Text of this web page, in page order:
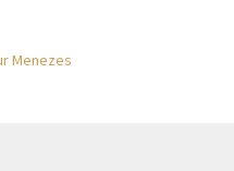
Menezes